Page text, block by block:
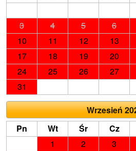
3
4 5 6
10
11 12 13
17
18 19 20
24
25 26 27
31
Wrzesień
Pn
Wt Śr Cz
1
2 3